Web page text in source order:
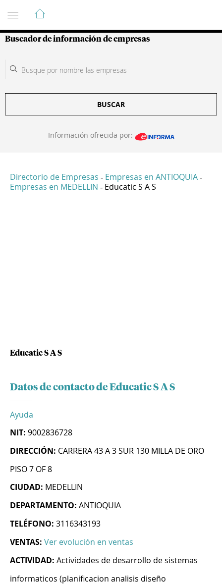
Guía de Empresas Colombianas
Buscador de información de empresas
BUSCAR
Información ofrecida por:
Directorio de Empresas - Empresas en ANTIOQUIA -
Empresas en MEDELLIN - Educatic S A S
Educatic S A S
Datos de contacto de Educatic S A S
Ayuda
NIT: 9002836728
DIRECCIÓN: CARRERA 43 A 3 SUR 130 MILLA DE ORO
PISO 7 OF 8
CIUDAD: MEDELLIN
DEPARTAMENTO: ANTIOQUIA
TELÉFONO: 3116343193
VENTAS: Ver evolución en ventas
ACTIVIDAD: Actividades de desarrollo de sistemas
informaticos (planificacion analisis diseño